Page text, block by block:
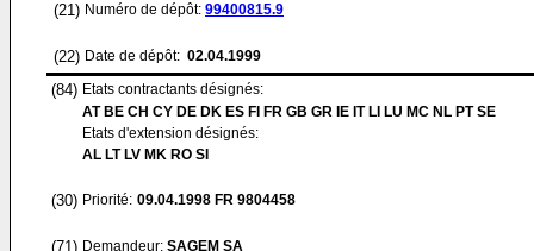
(21) Numéro de dépôt: 99400815.9
(22) Date de dépôt: 02.04.1999
(84) Etats contractants désignés:
AT BE CH CY DE DK ES FI FR GB GR IE IT LI LU MC NL PT SE
Etats d'extension désignés:
AL LT LV MK RO SI
(30) Priorité: 09.04.1998 FR 9804458
(71) Demandeur: SAGEM SA